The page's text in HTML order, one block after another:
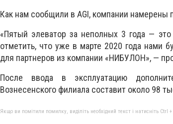
Как нам сообщили в AGI, компании
«Пятый элеватор за неполных 3 года —
отметить, что уже в марте 2020 года нами
для партнеров из компании «НИБУЛОН», —
После ввода в эксплуатацию
Вознесенского филиала составит около 98
Якщо ви помітили помилку, виділіть необхідний текст і натисніть Ctrl